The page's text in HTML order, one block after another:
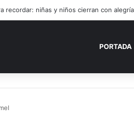
recordar: niñas y niños cierran con
PORTADA